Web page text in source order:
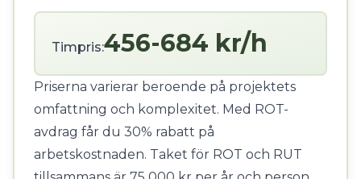
Timpris:456-684 kr/h
Priserna varierar beroende på projektets
omfattning och komplexitet. Med ROT-
avdrag får du 30% rabatt på
arbetskostnaden. Taket för ROT och RUT